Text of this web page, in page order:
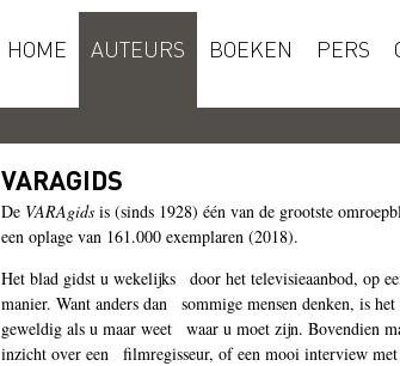
HOME AUTEURS BOEKEN PERS
VARAGIDS
De VARAgids is (sinds 1928) één van de grootste
een oplage van 161.000 exemplaren (2018).
Het blad gidst u wekelijks door het televisieaanbod, op
manier. Want anders dan sommige mensen denken, is
geweldig als u maar weet waar u moet zijn. Bovendien
inzicht over een filmregisseur, of een mooi interview met